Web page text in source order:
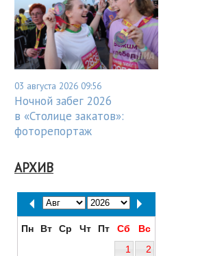
03 августа 2026 09:56
Ночной забег 2026
в «Столице закатов»:
фоторепортаж
АРХИВ
Пн Вт Ср Чт Пт Сб
Вс
1
2